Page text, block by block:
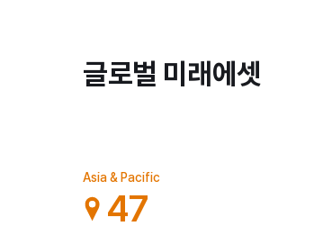
글로벌 미래에셋
Asia & Pacific
47